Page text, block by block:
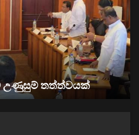
අයිස් මත්ද්‍රව්‍ය භාවිතය